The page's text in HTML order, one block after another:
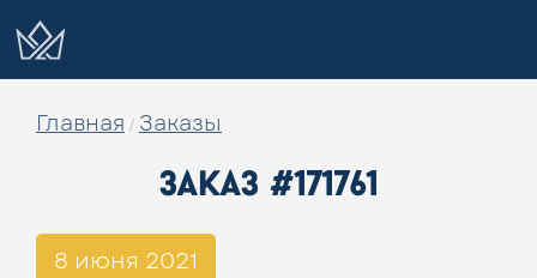
Главная / Заказы
заказ #171761
8 июня 2021